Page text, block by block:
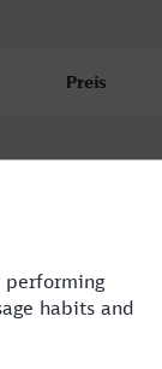
Preis